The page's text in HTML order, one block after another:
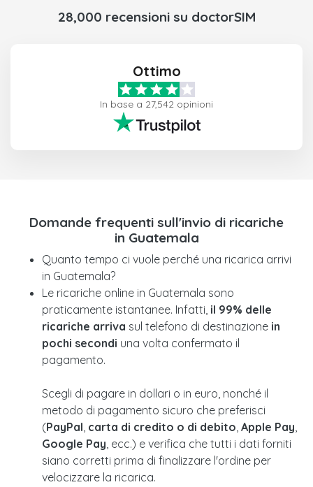
28,000 recensioni su doctorSIM
Ottimo
In base a 27,542 opinioni
Domande frequenti sull'invio di ricariche
in Guatemala
Quanto tempo ci vuole perché una ricarica arrivi
in Guatemala?
Le ricariche online in Guatemala sono
praticamente istantanee. Infatti, il 99% delle
ricariche arriva sul telefono di destinazione in
pochi secondi una volta confermato il
pagamento.
Scegli di pagare in dollari o in euro, nonché il
metodo di pagamento sicuro che preferisci
(PayPal, carta di credito o di debito, Apple Pay,
Google Pay, ecc.) e verifica che tutti i dati forniti
siano corretti prima di finalizzare l'ordine per
velocizzare la ricarica.